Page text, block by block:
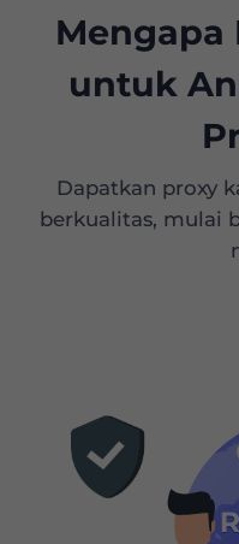
Mengapa
untuk
Dapatkan proxy
berkualitas, mulai